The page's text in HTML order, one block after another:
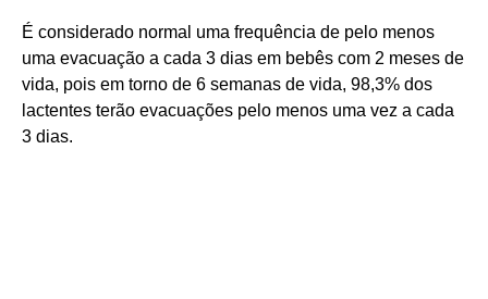
É considerado normal uma frequência de pelo menos
uma evacuação a cada 3 dias em bebês com 2 meses de
vida, pois em torno de 6 semanas de vida, 98,3% dos
lactentes terão evacuações pelo menos uma vez a cada
3 dias.